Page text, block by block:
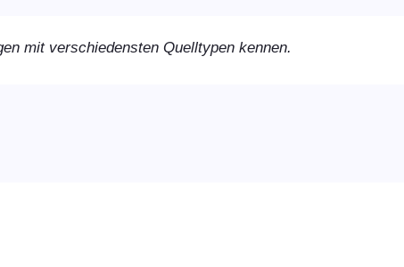
mit verschiedensten Quelltypen kennen.